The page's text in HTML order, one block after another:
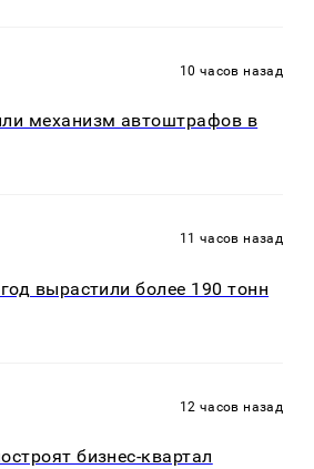
10 часов назад
механизм автоштрафов в
11 часов назад
вырастили более 190 тонн
12 часов назад
бизнес-квартал